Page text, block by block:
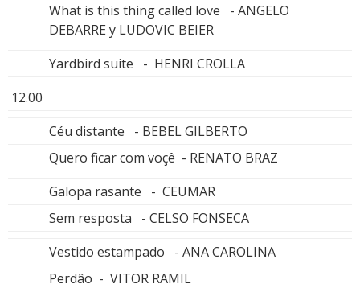
What is this thing called love - ANGELO
DEBARRE y LUDOVIC BEIER
Yardbird suite - HENRI CROLLA
12.00
Céu distante - BEBEL GILBERTO
Quero ficar com voçê - RENATO BRAZ
Galopa rasante - CEUMAR
Sem resposta - CELSO FONSECA
Vestido estampado - ANA CAROLINA
Perdâo - VITOR RAMIL